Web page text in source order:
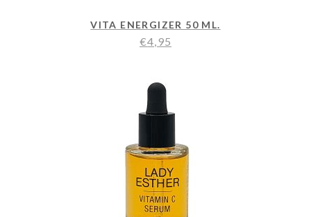
VITA ENERGIZER 50 ML.
€4,95